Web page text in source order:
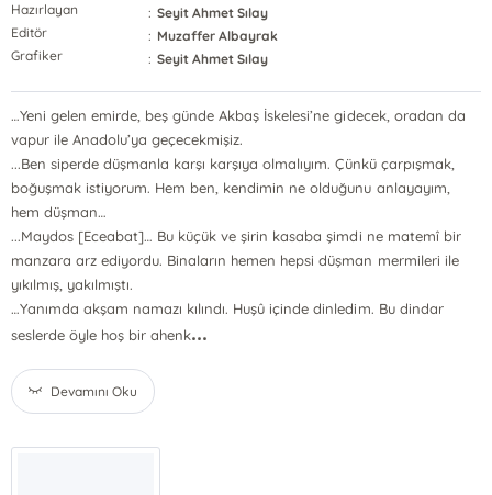
Hazırlayan
: Seyit Ahmet Sılay
Editör
: Muzaffer Albayrak
Grafiker
: Seyit Ahmet Sılay
…Yeni gelen emirde, beş günde Akbaş İskelesi’ne gidecek, oradan da
vapur ile Anadolu’ya geçecekmişiz.
...Ben siperde düşmanla karşı karşıya olmalıyım. Çünkü çarpışmak,
boğuşmak istiyorum. Hem ben, kendimin ne olduğunu anlayayım,
hem düşman…
...Maydos [Eceabat]… Bu küçük ve şirin kasaba şimdi ne matemî bir
manzara arz ediyordu. Binaların hemen hepsi düşman mermileri ile
yıkılmış, yakılmıştı.
…Yanımda akşam namazı kılındı. Huşû içinde dinledim. Bu dindar
seslerde öyle hoş bir ahenk...
Devamını Oku